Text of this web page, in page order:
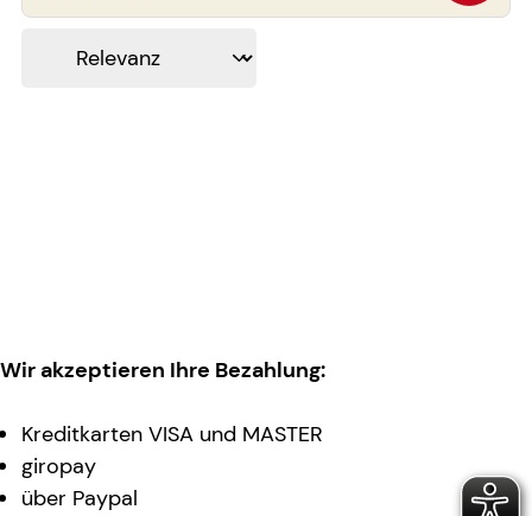
Wir akzeptieren Ihre Bezahlung:
Kreditkarten VISA und MASTER
giropay
über Paypal